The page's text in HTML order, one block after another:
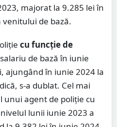
majorat la 9.285 lei în
de bază.
cu funcție de
de bază în iunie
ajungând în iunie 2024 la
s-a dublat. Cel mai
unui agent de poliție cu
lunii iunie 2023 a